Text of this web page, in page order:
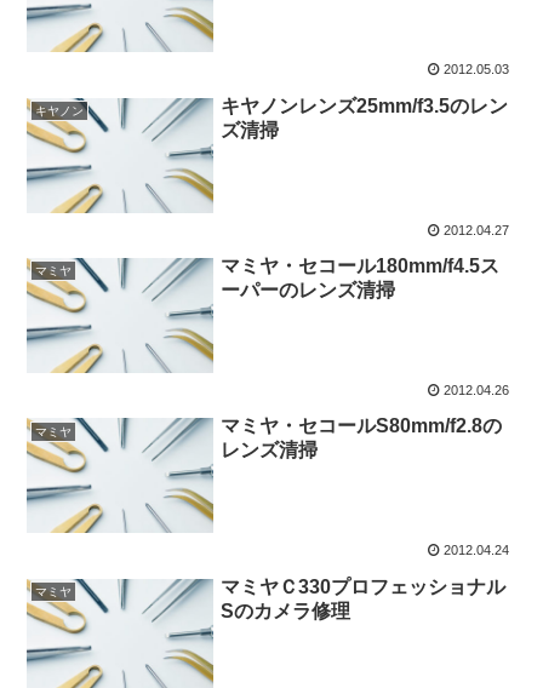
2012.05.03
キヤノン
キヤノンレンズ25mm/f3.5のレン
ズ清掃
2012.04.27
マミヤ
マミヤ・セコール180mm/f4.5ス
ーパーのレンズ清掃
2012.04.26
マミヤ
マミヤ・セコールS80mm/f2.8の
レンズ清掃
2012.04.24
マミヤ
マミヤＣ330プロフェッショナル
Sのカメラ修理